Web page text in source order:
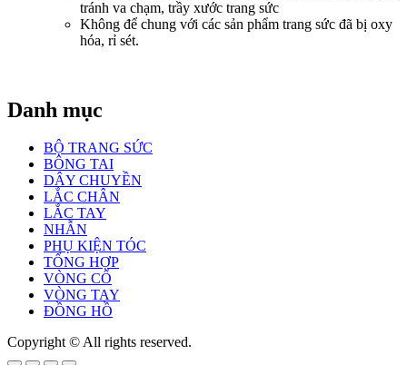
tránh va chạm, trầy xước trang sức
Không để chung với các sản phẩm trang sức đã bị oxy
hóa, rỉ sét.
Danh mục
BỘ TRANG SỨC
BÔNG TAI
DÂY CHUYỀN
LẮC CHÂN
LẮC TAY
NHẪN
PHỤ KIỆN TÓC
TỔNG HỢP
VÒNG CỔ
VÒNG TAY
ĐỒNG HỒ
Copyright © All rights reserved.